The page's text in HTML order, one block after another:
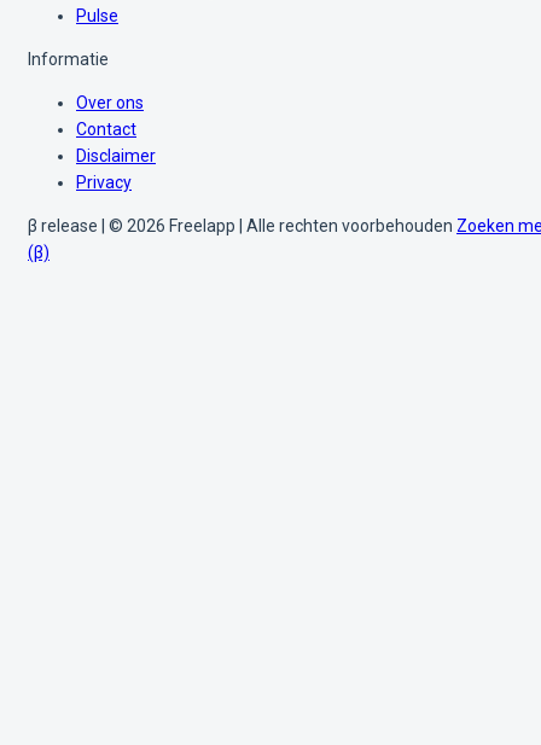
Pulse
Informatie
Over ons
Contact
Disclaimer
Privacy
β release | © 2026 Freelapp | Alle rechten voorbehouden Zoeken
(β)